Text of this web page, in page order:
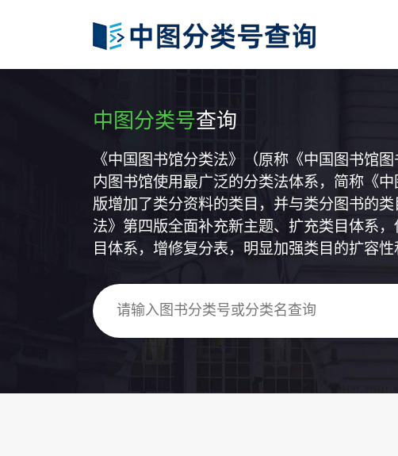
中图分类号查询
《中国图书馆分类法》（原称《中国图书馆
内图书馆使用最广泛的分类法体系，简称《
版增加了类分资料的类目，并与类分图书的
法》第四版全面补充新主题、扩充类目体系
目体系，增修复分表，明显加强类目的扩容性